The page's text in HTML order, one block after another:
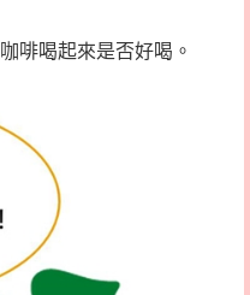
啡喝起來是否好喝。